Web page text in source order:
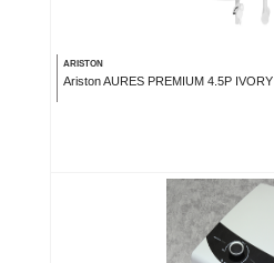
ARISTON
Ariston AURES PREMIUM 4.5P IVORY